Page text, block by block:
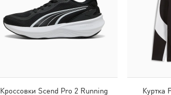
Кроссовки Scend Pro 2 Running Куртка